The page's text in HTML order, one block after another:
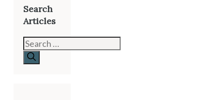
Search
Articles
Search
for: